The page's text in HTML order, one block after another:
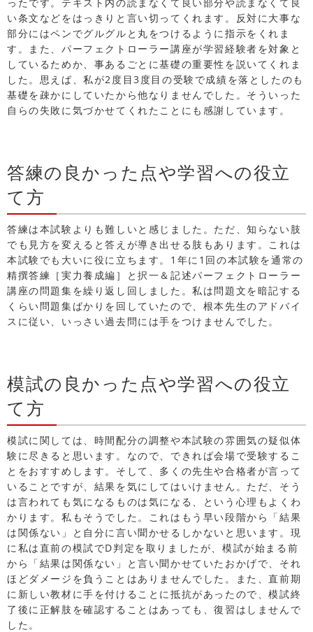
い条文などをはっきりと言い切ってくれます。反対に大事な
部分にはペンでグルグルと丸をつけるように指示をくれま
す。また、パーフェクトローラー講座が学習経験者を対象と
しているためか、事あるごとに基礎の重要性を説いてくれま
した。思えば、私が2度目3度目の受験で成績を落としたのも
基礎を疎かにしていたから他なりませんでした。そういった
自らの失敗に気づかせてくれたことにも感謝しています。
答練の良かった点や学習への役立
て方
答練は本試験よりも難しいと感じました。ただ、知らない肢
でも見方を変えると答えが導き出せる肢もあります。これは
本試験でも大いに役に立ちます。1年に1回の本試験を通常の
精撰答練［実力養成編］と択一＆記述パーフェクトローラー
講座の問題集を繰り返し回しました。私は問題文を暗記する
くらい問題集ばかりを回していたので、根本先生のアドバイ
スに従い、いっさい過去問には手をつけませんでした。
模試の良かった点や学習への役立
て方
模試に関しては、時間配分の調整や本試験の雰囲気の疑似体
験に尽きると思います。なので、できれば会場で受験するこ
とをおすすめします。そして、多くの先生や合格者が言って
いることですが、結果を気にしてはいけません。ただ、そう
は言われても気になるものは気になる、という心理もよくわ
かります。私もそうでした。これはもう早い段階から「結果
は関係ない」と自分に言い聞かせるしかないと思います。現
に私は直前の模試でD判定を取りましたが、模試が始まる前
から「結果は関係ない」と言い聞かせていたおかげで、それ
ほどダメージを負うことはありませんでした。また、直前期
に新しい教材に手を付けることに抵抗があったので、模試終
了後に正解肢を確認することはあっても、復習はしませんで
した。